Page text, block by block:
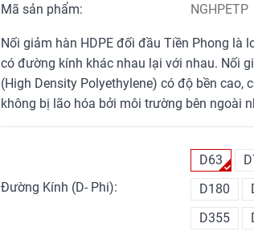
Mã sản phẩm:
NGHPETP
Nối giảm hàn HDPE đối đầu Tiền Phong là
có đường kính khác nhau lại với nhau. Nối
(High Density Polyethylene) có độ bền
không bị lão hóa bởi môi trường bên ngoài
Đường Kính (D- Phi):
D63
D180
D355